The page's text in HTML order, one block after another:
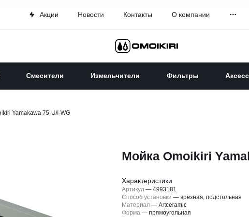
Акции Новости Контакты О компании
Смесители Измельчители Фильтры
Yamakawa 75-U/I-WG
Мойка Omoikiri
Характеристики
Артикул —4993181
Способ установки —врезная, подстольная
Материал —Artceramic
Форма —прямоугольная